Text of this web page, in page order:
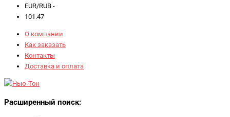
EUR/RUB -
101.47
О компании
Как заказать
Контакты
Доставка и оплата
Расширенный поиск: